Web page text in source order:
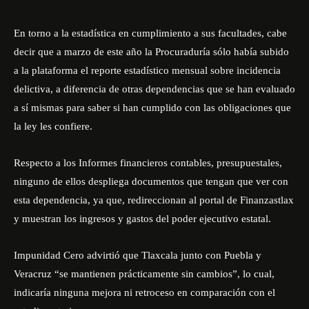
En torno a la estadística en cumplimiento a sus facultades, cabe
decir que a marzo de este año la Procuraduría sólo había subido
a la plataforma el reporte estadístico mensual sobre incidencia
delictiva, a diferencia de otras dependencias que se han evaluado
a sí mismas para saber si han cumplido con las obligaciones que
la ley les confiere.
Respecto a los Informes financieros contables, presupuestales,
ninguno de ellos despliega documentos que tengan que ver con
esta dependencia, ya que, redireccionan al portal de Finanzastlax
y muestran los ingresos y gastos del poder ejecutivo estatal.
Impunidad Cero advirtió que Tlaxcala junto con Puebla y
Veracruz “se mantienen prácticamente sin cambios”, lo cual,
indicaría ninguna mejora ni retroceso en comparación con el